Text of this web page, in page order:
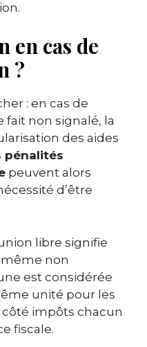
en cas de
?
: en cas de
fait non signalé, la
des aides
pénalités
peuvent alors
d’être
libre signifie
non
est considérée
unité pour les
côté impôts chacun
fiscale.